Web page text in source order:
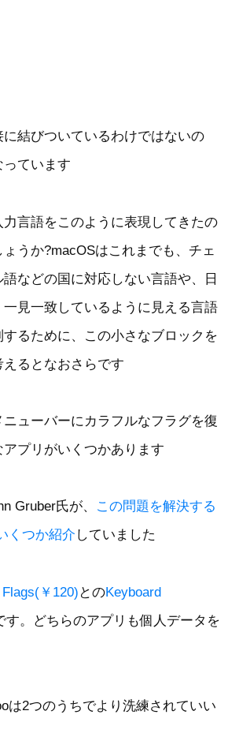
結びついているわけではないの
ています
力言語をこのように表現してきたの
うか?macOSはこれまでも、チェ
などの国に対応しない言語や、日
見一致しているように見える言語
るために、この小さなブロックを
るとなおさらです
ューバーにカラフルなフラグを復
プリがいくつかあります
Gruber氏が、
この問題を解決する
くつか紹介 していました
￥120) とのKeyboard
す。どちらのアプリも個人データを
は2つのうちでより洗練されていい